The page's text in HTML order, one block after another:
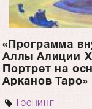
«Программа
Аллы Алиции
Портрет на
Арканов Таро»
Тренинг